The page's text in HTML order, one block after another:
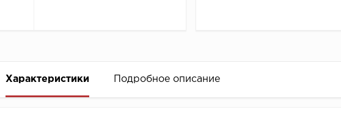
Характеристики Подробное описание